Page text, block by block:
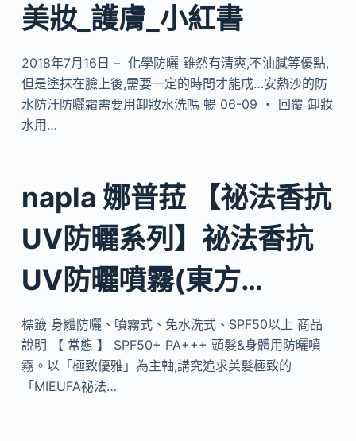
美妝_護膚_小紅書
2018年7月16日 – 化學防曬 雖然有清爽,不油膩等優點,
但是塗抹在臉上後,需要一定的時間才能成…安熱沙的防
水防汗防曬霜需要用卸妝水洗嗎 暢 06-09 ・ 回覆 卸妝
水用…
napla 娜普菈 【祕法香抗
UV防曬系列】祕法香抗
UV防曬噴霧(東方…
標籤 身體防曬、噴霧式、免水洗式、SPF50以上 商品
說明 【 常態 】 SPF50+ PA+++ 頭髮&身體用防曬噴
霧。以「極致優雅」為主軸,講究追求美髮極致的
「MIEUFA祕法…